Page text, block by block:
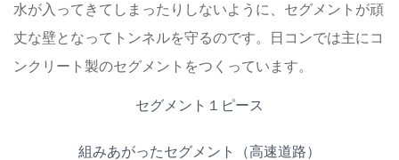
水が入ってきてしまったりしないように、セグメントが頑
丈な壁となってトンネルを守るのです。日コンでは主にコ
ンクリート製のセグメントをつくっています。
セグメント１ピース
組みあがったセグメント（高速道路）